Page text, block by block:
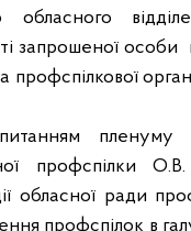
обласного
запрошеної особи
профспілкової
пленуму
профспілки
обласної ради
профспілок в